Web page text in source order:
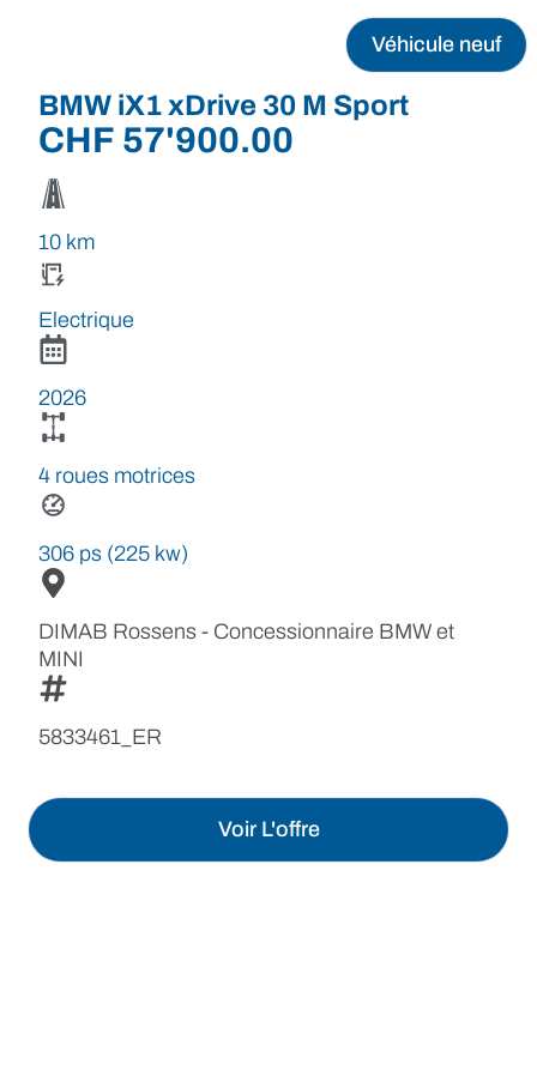
Véhicule neuf
BMW iX1 xDrive 30 M Sport
CHF 57'900.00
10 km
Electrique
2026
4 roues motrices
306 ps (225 kw)
DIMAB Rossens - Concessionnaire BMW et
MINI
5833461_ER
Voir L'offre